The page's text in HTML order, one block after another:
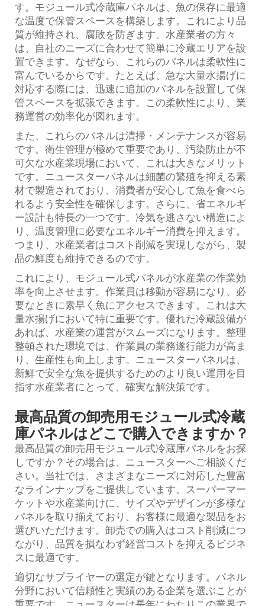
す。モジュール式冷蔵庫パネルは、魚の保存に最適
な温度で保管スペースを構築します。これにより品
質が維持され、腐敗を防ぎます。水産業者の方々
は、自社のニーズに合わせて簡単に冷蔵エリアを設
置できます。なぜなら、これらのパネルは柔軟性に
富んでいるからです。たとえば、急な大量水揚げに
対応する際には、迅速に追加のパネルを設置して保
管スペースを拡張できます。この柔軟性により、業
務運営の効率化が図れます。
また、これらのパネルは清掃・メンテナンスが容易
です。衛生管理が極めて重要であり、汚染防止が不
可欠な水産業現場において、これは大きなメリット
です。ニュースターパネルは細菌の繁殖を抑える素
材で製造されており、消費者が安心して魚を食べら
れるよう安全性を確保します。さらに、省エネルギ
ー設計も特長の一つです。冷気を逃さない構造によ
り、温度管理に必要なエネルギー消費を抑えます。
つまり、水産業者はコスト削減を実現しながら、製
品の鮮度も維持できるのです。
これにより、モジュール式パネルが水産業の作業効
率を向上させます。作業員は移動が容易になり、必
要なときに素早く魚にアクセスできます。これは大
量水揚げにおいて特に重要です。優れた冷蔵設備が
あれば、水産業の運営がスムーズになります。整理
整頓された環境では、作業員の業務遂行能力が高ま
り、生産性も向上します。ニュースターパネルは、
新鮮で安全な魚を提供するためのより良い運用を目
指す水産業者にとって、確実な解決策です。
最高品質の卸売用モジュール式冷蔵
庫パネルはどこで購入できますか？
最高品質の卸売用モジュール式冷蔵庫パネルをお探
しですか？その場合は、ニュースターへご相談くだ
さい。当社では、さまざまなニーズに対応した豊富
なラインナップをご提供しています。スーパーマー
ケットや水産業向けに、サイズやデザインが多様な
パネルを取り揃えており、お客様に最適な製品をお
選びいただけます。卸売での購入はコスト削減につ
ながり、品質を損なわず経営コストを抑えるビジネ
スに最適です。
適切なサプライヤーの選定が鍵となります。パネル
分野において信頼性と実績のある企業を選ぶことが